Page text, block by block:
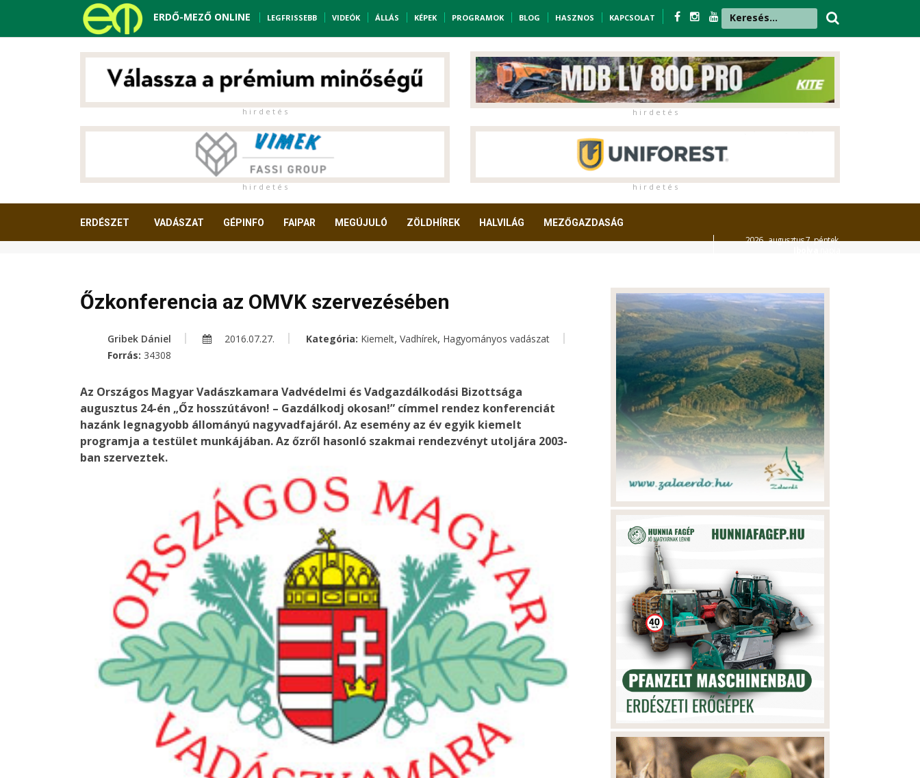
ERDŐ-MEZŐ ONLINE LEGFRISSEBB VIDEÓK ÁLLÁS KÉPEK PROGRAMOK BLOG HASZNOS KAPCSOLAT
h i r d e t é s h i r d e t é s
h i r d e t é s h i r d e t é s
ERDÉSZET VADÁSZAT GÉPINFO FAIPAR MEGÚJULÓ ZÖLDHÍREK HALVILÁG MEZŐGAZDASÁG
2026. augusztus 7. péntek,
Őzkonferencia az OMVK szervezésében
Gribek Dániel 2016.07.27. Kategória: Kiemelt, Vadhírek, Hagyományos vadászat
Forrás: 34308
Az Országos Magyar Vadászkamara Vadvédelmi és Vadgazdálkodási Bizottsága
augusztus 24-én „Őz hosszútávon! – Gazdálkodj okosan!” címmel rendez konferenciát
hazánk legnagyobb állományú nagyvadfajáról. Az esemény az év egyik kiemelt
programja a testület munkájában. Az őzről hasonló szakmai rendezvényt utoljára 2003-
ban szerveztek.